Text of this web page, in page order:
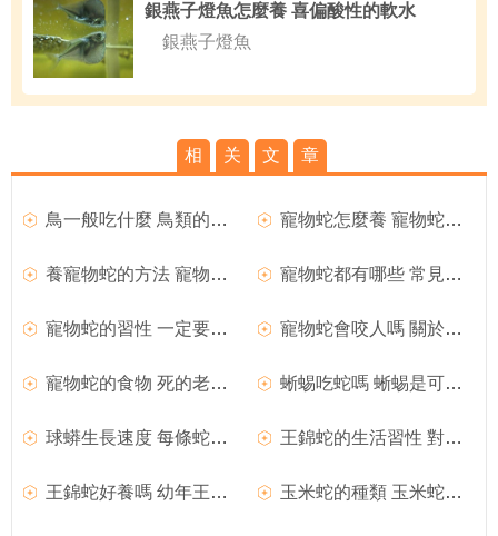
銀燕子燈魚怎麼養 喜偏酸性的軟水
銀燕子燈魚
相 关 文 章
鳥一般吃什麼 鳥類的消化能力強需不停的進食 寵物蛇怎麼養 寵物蛇的飼養注意事項
養寵物蛇的方法 寵物蛇基本的飼養方法 寵物蛇都有哪些 常見飼養寵物蛇的品種
寵物蛇的習性 一定要保證蛇能健康的冬眠 寵物蛇會咬人嗎 關於寵物蛇的11個誤會
寵物蛇的食物 死的老鼠小兔子等等食物 蜥蜴吃蛇嗎 蜥蜴是可以吃蛇的但不捕捉蛇
球蟒生長速度 每條蛇的生長速度各有不同 王錦蛇的生活習性 對環境溫度非常敏感
王錦蛇好養嗎 幼年王錦蛇的飼養時很困難 玉米蛇的種類 玉米蛇是變異最多的亞種